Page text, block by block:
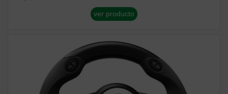
ver producto